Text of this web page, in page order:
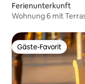
Ferienunterkunft
Wohnung 6 mit
Gäste-Favorit
Gäste-Favorit